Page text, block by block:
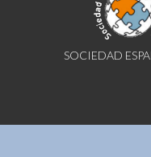
SOCIEDAD